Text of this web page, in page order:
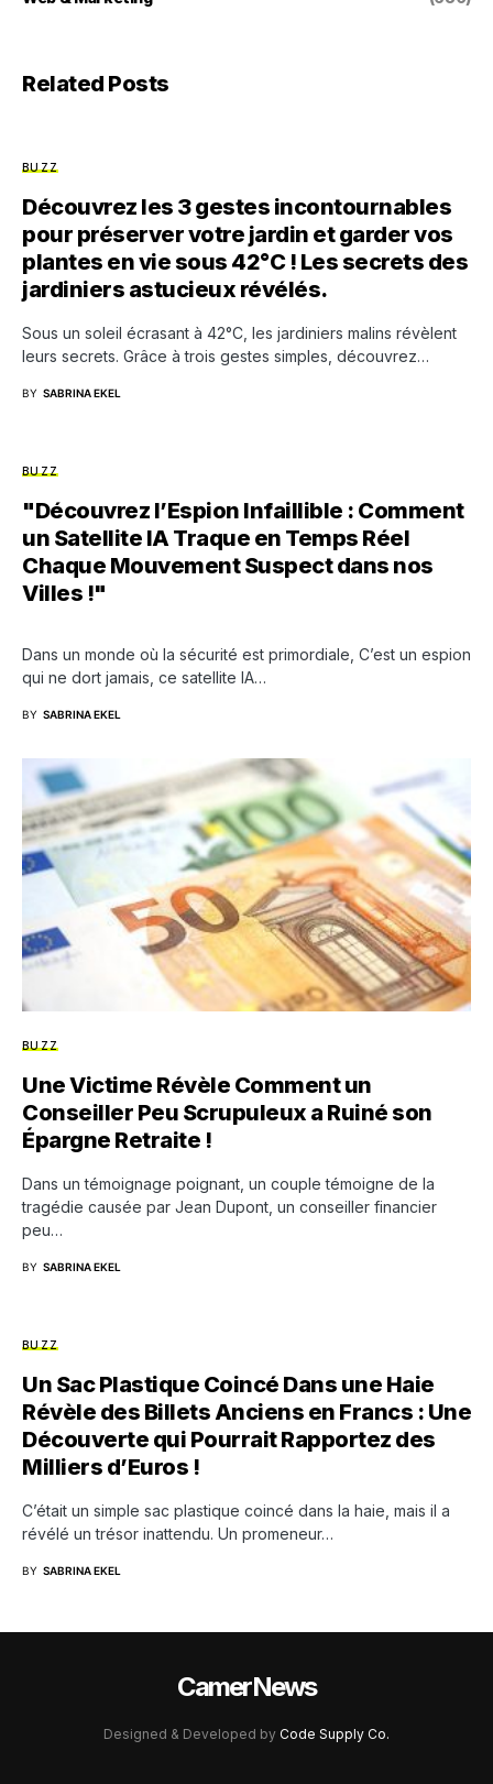
Related Posts
BUZZ
Découvrez les 3 gestes incontournables
pour préserver votre jardin et garder vos
plantes en vie sous 42°C ! Les secrets des
jardiniers astucieux révélés.
Sous un soleil écrasant à 42°C, les jardiniers malins révèlent
leurs secrets. Grâce à trois gestes simples, découvrez…
BY SABRINA EKEL
BUZZ
"Découvrez l’Espion Infaillible : Comment
un Satellite IA Traque en Temps Réel
Chaque Mouvement Suspect dans nos
Villes !"
Dans un monde où la sécurité est primordiale, C’est un espion
qui ne dort jamais, ce satellite IA…
BY SABRINA EKEL
BUZZ
Une Victime Révèle Comment un
Conseiller Peu Scrupuleux a Ruiné son
Épargne Retraite !
Dans un témoignage poignant, un couple témoigne de la
tragédie causée par Jean Dupont, un conseiller financier
peu…
BY SABRINA EKEL
BUZZ
Un Sac Plastique Coincé Dans une Haie
Révèle des Billets Anciens en Francs : Une
Découverte qui Pourrait Rapportez des
Milliers d’Euros !
C’était un simple sac plastique coincé dans la haie, mais il a
révélé un trésor inattendu. Un promeneur…
BY SABRINA EKEL
CamerNews
Designed & Developed by Code Supply Co.